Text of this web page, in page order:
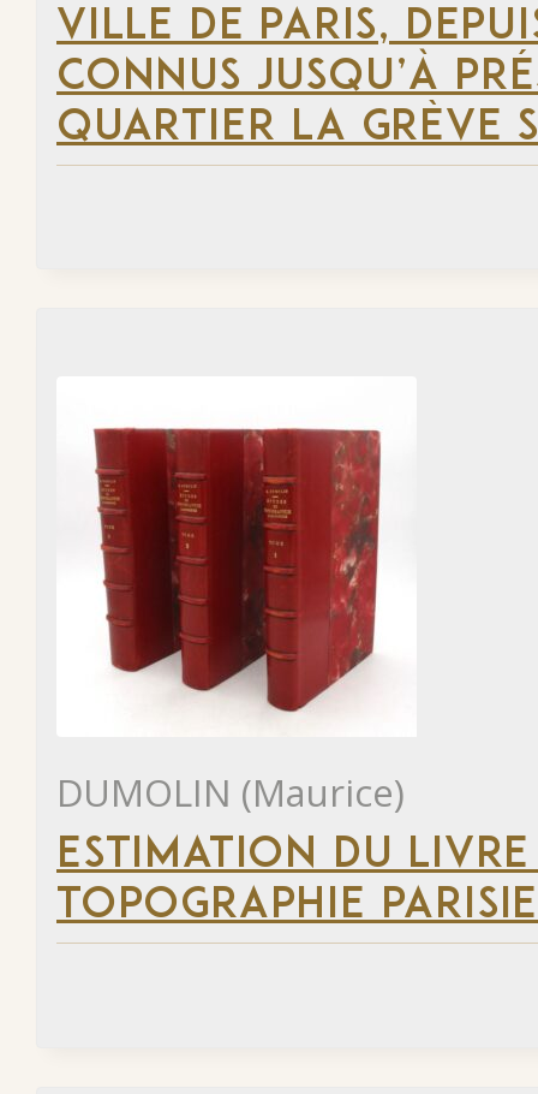
VILLE DE PARIS,
CONNUS JUSQU’À
QUARTIER LA GRÈVE
DUMOLIN (Maurice)
ESTIMATION DU
TOPOGRAPHIE